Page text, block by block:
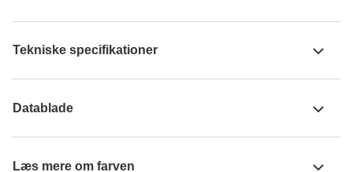
Tekniske specifikationer
Datablade
Læs mere om farven